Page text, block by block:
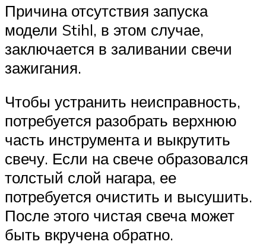
Причина отсутствия запуска
модели Stihl, в этом случае,
заключается в заливании свечи
зажигания.
Чтобы устранить неисправность,
потребуется разобрать верхнюю
часть инструмента и выкрутить
свечу. Если на свече образовался
толстый слой нагара, ее
потребуется очистить и высушить.
После этого чистая свеча может
быть вкручена обратно.